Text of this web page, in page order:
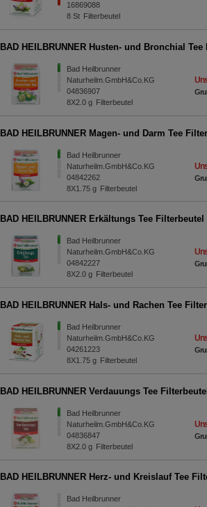
16869088
8St Filterbeutel
BAD HEILBRUNNER Husten- und Bronchial Tee
Bad Heilbrunner
Naturheilm.GmbH&Co.KG
04836907
8X2.0g Filterbeutel
BAD HEILBRUNNER Magen- und Darm Tee
Bad Heilbrunner
Naturheilm.GmbH&Co.KG
04842262
8X1.75g Filterbeutel
BAD HEILBRUNNER Erkältungs Tee Filterbeutel
Bad Heilbrunner
Naturheilm.GmbH&Co.KG
04842227
8X2.0g Filterbeutel
BAD HEILBRUNNER Hals- und Rachen Tee
Bad Heilbrunner
Naturheilm.GmbH&Co.KG
04261223
8X1.75g Filterbeutel
BAD HEILBRUNNER Verdauungs Tee
Bad Heilbrunner
Naturheilm.GmbH&Co.KG
04836847
8X2.0g Filterbeutel
BAD HEILBRUNNER Herz- und Kreislauf Tee
Bad Heilbrunner